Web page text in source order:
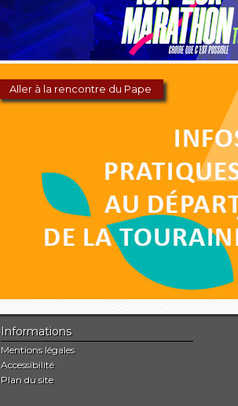
Aller à la rencontre du Pape
Informations
Mentions légales
Accessibilité
Plan du site